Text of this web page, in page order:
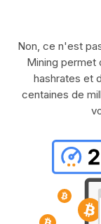
Non, ce n'est
Mining permet
hashrates et
centaines de